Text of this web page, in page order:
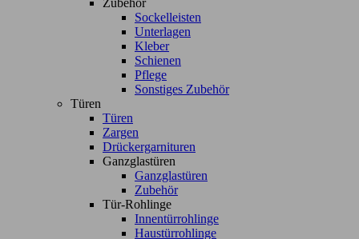
Zubehör
Sockelleisten
Unterlagen
Kleber
Schienen
Pflege
Sonstiges Zubehör
Türen
Türen
Zargen
Drückergarnituren
Ganzglastüren
Ganzglastüren
Zubehör
Tür-Rohlinge
Innentürrohlinge
Haustürrohlinge